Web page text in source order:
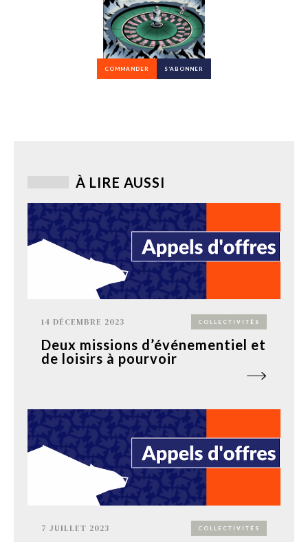
COMMANDER S’ABONNER
À LIRE AUSSI
14 DÉCEMBRE 2023 COLLECTIVITÉS
Deux missions d’événementiel et
de loisirs à pourvoir
7 JUILLET 2023 COLLECTIVITÉS